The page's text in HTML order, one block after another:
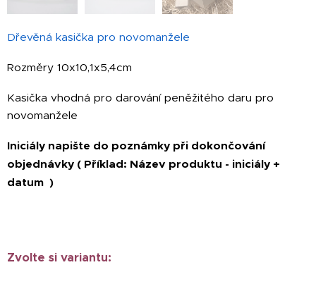
Dřevěná kasička pro novomanžele
Rozměry 10x10,1x5,4cm
Kasička vhodná pro darování peněžitého daru pro
novomanžele
Iniciály napište do poznámky při dokončování
objednávky ( Příklad: Název produktu - iniciály +
datum )
Zvolte si variantu: